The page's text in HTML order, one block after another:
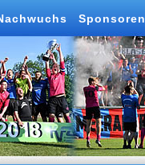
Sponsoren